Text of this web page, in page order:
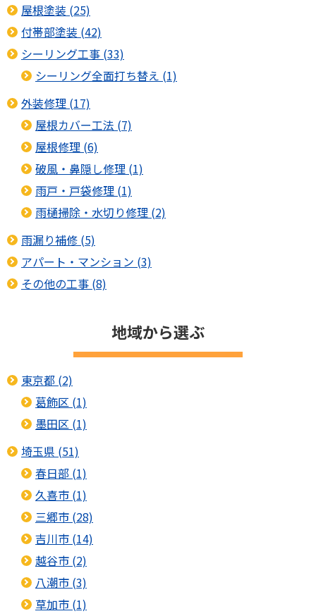
屋根塗装 (25)
付帯部塗装 (42)
シーリング工事 (33)
シーリング全面打ち替え (1)
外装修理 (17)
屋根カバー工法 (7)
屋根修理 (6)
破風・鼻隠し修理 (1)
雨戸・戸袋修理 (1)
雨樋掃除・水切り修理 (2)
雨漏り補修 (5)
アパート・マンション (3)
その他の工事 (8)
地域から選ぶ
東京都 (2)
葛飾区 (1)
墨田区 (1)
埼玉県 (51)
春日部 (1)
久喜市 (1)
三郷市 (28)
吉川市 (14)
越谷市 (2)
八潮市 (3)
草加市 (1)